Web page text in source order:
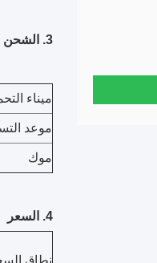
3. الشحن
ميناء
موعد
موك
4. السعر
نطاق